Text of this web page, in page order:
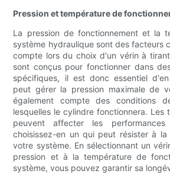
Pression et température de
La pression de fonctionnement et la
système hydraulique sont des facteurs
compte lors du choix d'un vérin à
sont conçus pour fonctionner dans
spécifiques, il est donc essentiel
peut gérer la pression maximale de
également compte des conditions
lesquelles le cylindre fonctionnera. Les
peuvent affecter les
choisissez-en un qui peut résister à
votre système. En sélectionnant un
pression et à la température de
système, vous pouvez garantir sa